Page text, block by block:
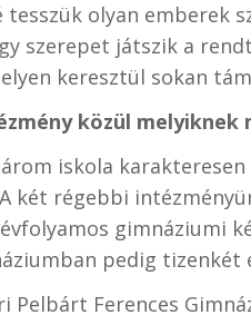
olyan emberek
szerepet játszik a
keresztül sokan
közül melyiknek
iskola
két régebbi
gimnáziumi
pedig
Pelbárt Ferences